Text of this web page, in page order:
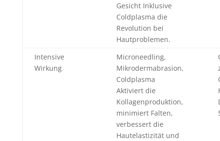
Gesicht Inklusive
Coldplasma die
Revolution bei
Hautproblemen.
Intensive
Wirkung
Microneedling,
Mikrodermabrasion,
Coldplasma
Aktiviert die
Kollagenproduktion,
minimiert Falten,
verbessert die
Hautelastizität und